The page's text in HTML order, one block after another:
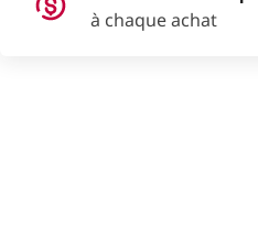
à chaque achat